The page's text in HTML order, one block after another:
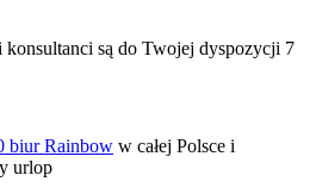
konsultanci są do Twojej dyspozycji 7
biur Rainbow w całej Polsce i
urlop